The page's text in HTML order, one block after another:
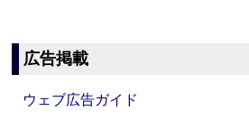
広告掲載
ウェブ広告ガイド